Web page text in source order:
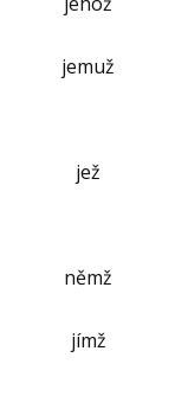
jemuž
jež
němž
jímž